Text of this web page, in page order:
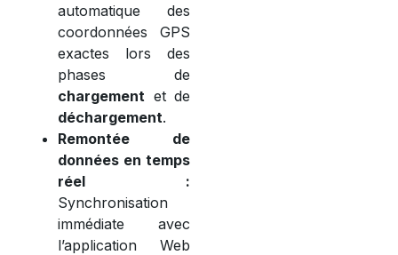
automatique des
coordonnées GPS
exactes lors des
phases de
chargement et de
déchargement.
Remontée de
données en temps
réel :
Synchronisation
immédiate avec
l’application Web